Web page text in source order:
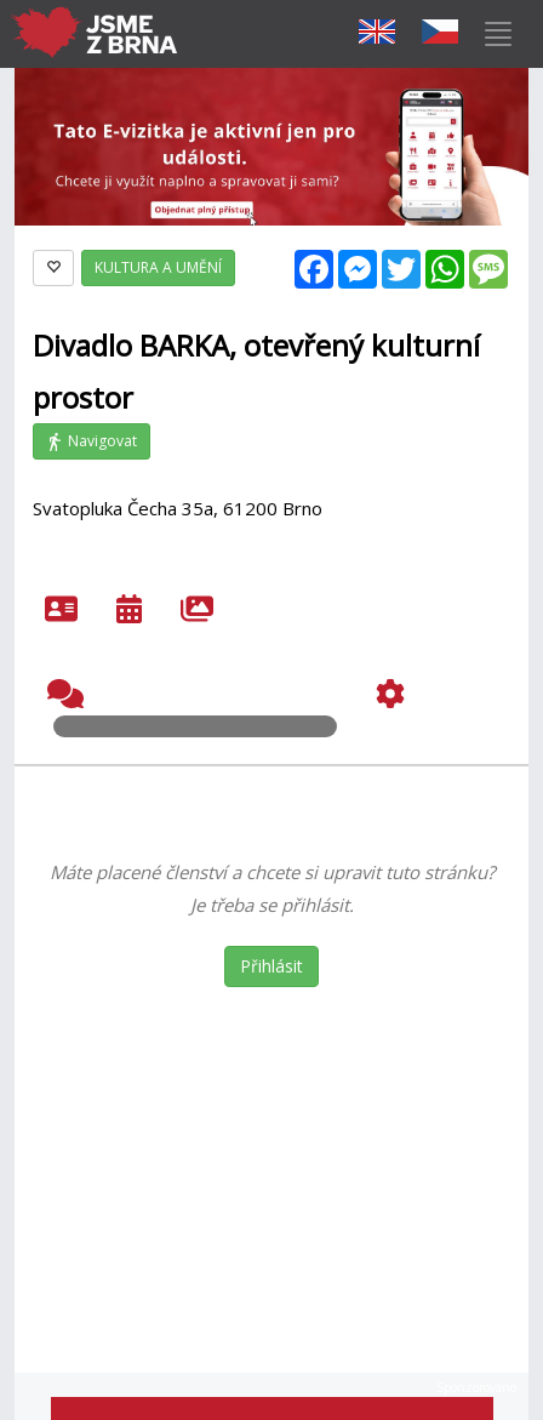
FacebookMessenger
Twitter
KULTURA A UMĚNÍ
Divadlo BARKA, otevřený kulturní
prostor
Navigovat
Svatopluka Čecha 35a, 61200 Brno
Máte placené členství a chcete si upravit tuto stránku?
Je třeba se přihlásit.
Přihlásit